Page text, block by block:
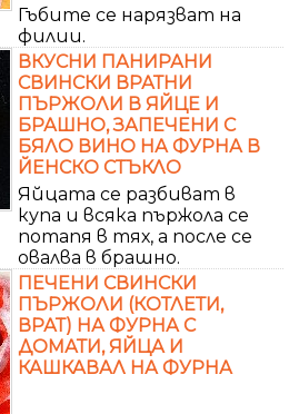
Гъбите се нарязват на
филии.
ВКУСНИ ПАНИРАНИ
СВИНСКИ ВРАТНИ
ПЪРЖОЛИ В ЯЙЦЕ И
БРАШНО, ЗАПЕЧЕНИ С
БЯЛО ВИНО НА ФУРНА В
ЙЕНСКО СТЪКЛО
Яйцата се разбиват в
купа и всяка пържола се
потапя в тях, а после се
овалва в брашно.
ПЕЧЕНИ СВИНСКИ
ПЪРЖОЛИ (КОТЛЕТИ,
ВРАТ) НА ФУРНА С
ДОМАТИ, ЯЙЦА И
КАШКАВАЛ НА ФУРНА